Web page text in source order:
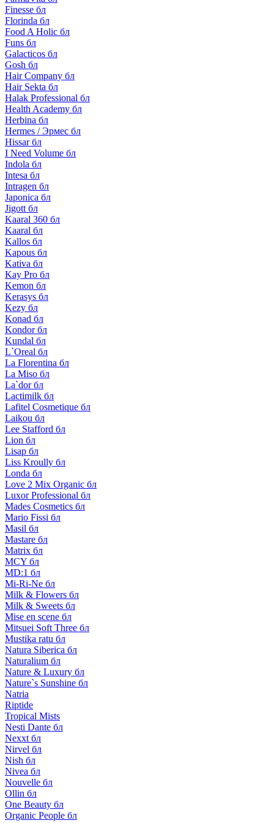
Finesse бл
Florinda бл
Food A Holic бл
Funs бл
Galacticos бл
Gosh бл
Hair Company бл
Hair Sekta бл
Halak Professional бл
Health Academy бл
Herbina бл
Hermes / Эрмес бл
Hissar бл
I Need Volume бл
Indola бл
Intesa бл
Intragen бл
Japonica бл
Jigott бл
Kaaral 360 бл
Kaaral бл
Kallos бл
Kapous бл
Kativa бл
Kay Pro бл
Kemon бл
Kerasys бл
Kezy бл
Konad бл
Kondor бл
Kundal бл
L`Oreal бл
La Florentina бл
La Miso бл
La`dor бл
Lactimilk бл
Lafitel Cosmetique бл
Laikou бл
Lee Stafford бл
Lion бл
Lisap бл
Liss Kroully бл
Londa бл
Love 2 Mix Organic бл
Luxor Professional бл
Mades Cosmetics бл
Mario Fissi бл
Masil бл
Mastare бл
Matrix бл
MCY бл
MD:1 бл
Mi-Ri-Ne бл
Milk & Flowers бл
Milk & Sweets бл
Mise en scene бл
Mitsuei Soft Three бл
Mustika ratu бл
Natura Siberica бл
Naturalium бл
Nature & Luxury бл
Nature`s Sunshine бл
Natria
Riptide
Tropical Mists
Nesti Dante бл
Nexxt бл
Nirvel бл
Nish бл
Nivea бл
Nouvelle бл
Ollin бл
One Beauty бл
Organic People бл